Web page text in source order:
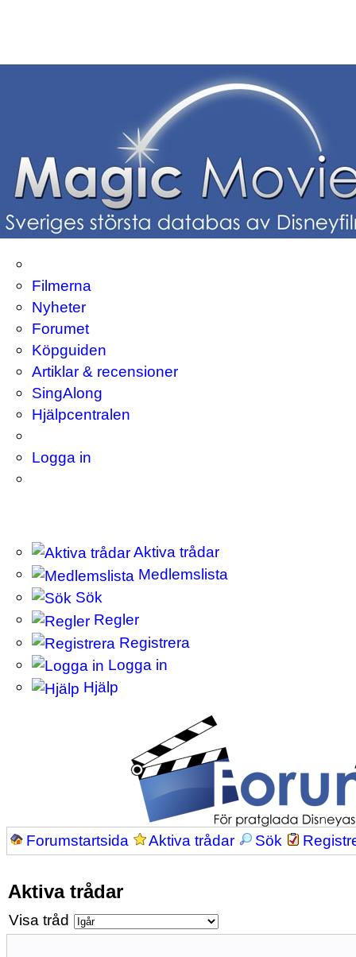
Filmerna
Nyheter
Forumet
Köpguiden
Artiklar & recensioner
SingAlong
Hjälpcentralen
Logga in
Aktiva trådar
Medlemslista
Sök
Regler
Registrera
Logga in
Hjälp
Forumstartsida Aktiva trådar Sök
Aktiva trådar
Visa tråd